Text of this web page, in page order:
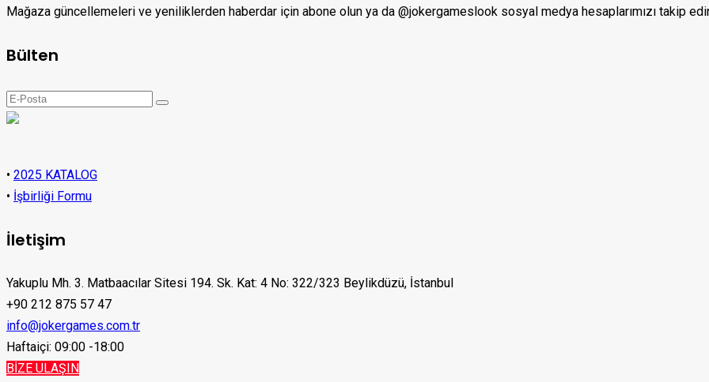
Mağaza güncellemeleri ve yeniliklerden haberdar için abone olun ya da @jokergameslook sosyal medya hesaplarımızı takip
Bülten
• 2025 KATALOG
• İşbirliği Formu
İletişim
Yakuplu Mh. 3. Matbaacılar Sitesi 194. Sk. Kat: 4 No: 322/323 Beylikdüzü, İstanbul
+90 212 875 57 47
info@jokergames.com.tr
Haftaiçi: 09:00 -18:00
BİZE ULAŞIN